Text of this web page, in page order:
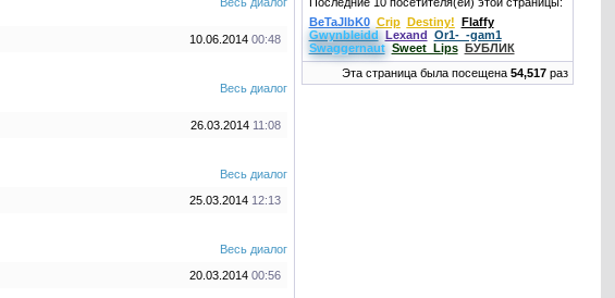
10.06.2014 00:48
Весь диалог
26.03.2014 11:08
Весь диалог
25.03.2014 12:13
Весь диалог
20.03.2014 00:56
BeTaJlbK0 Crip Destiny! Flaffy
Gwynbleidd Lexand Or1-_-gam1
Swaggernaut Sweet_Lips БУБЛИК
Эта страница была посещена 54,517раз